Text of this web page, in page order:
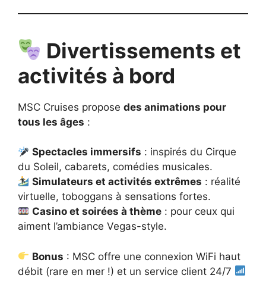
Divertissements et
activités à bord
MSC Cruises propose des animations pour
tous les âges :
Spectacles immersifs : inspirés du Cirque
du Soleil, cabarets, comédies musicales.
Simulateurs et activités extrêmes : réalité
virtuelle, toboggans à sensations fortes.
Casino et soirées à thème : pour ceux qui
aiment l’ambiance Vegas-style.
Bonus : MSC offre une connexion WiFi haut
débit (rare en mer !) et un service client 24/7